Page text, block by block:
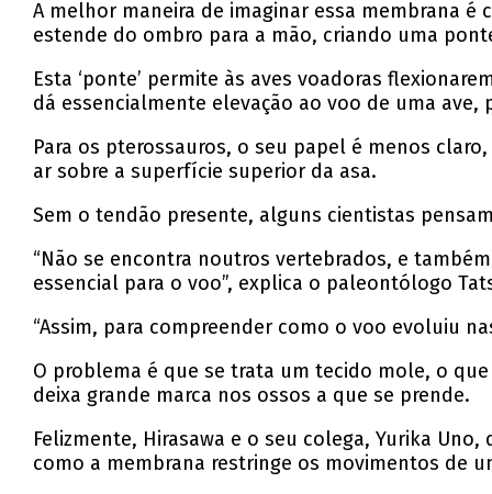
A melhor maneira de imaginar essa membrana
estende do ombro para a mão, criando uma
Esta ‘ponte’ permite às aves voadoras
dá essencialmente elevação ao voo de uma
Para os pterossauros, o seu papel é menos
ar sobre a superfície superior da asa.
Sem o tendão presente, alguns cientistas
“Não se encontra noutros vertebrados, e
essencial para o voo”, explica o paleontólogo
“Assim, para compreender como o voo evoluiu
O problema é que se trata um tecido mole, o
deixa grande marca nos ossos a que se prende.
Felizmente, Hirasawa e o seu colega, Yurika
como a membrana restringe os movimentos de